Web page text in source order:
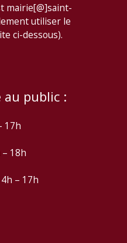
mairie[@]saint-
utiliser le
ci-dessous).
au public :
17h
18h
– 17h